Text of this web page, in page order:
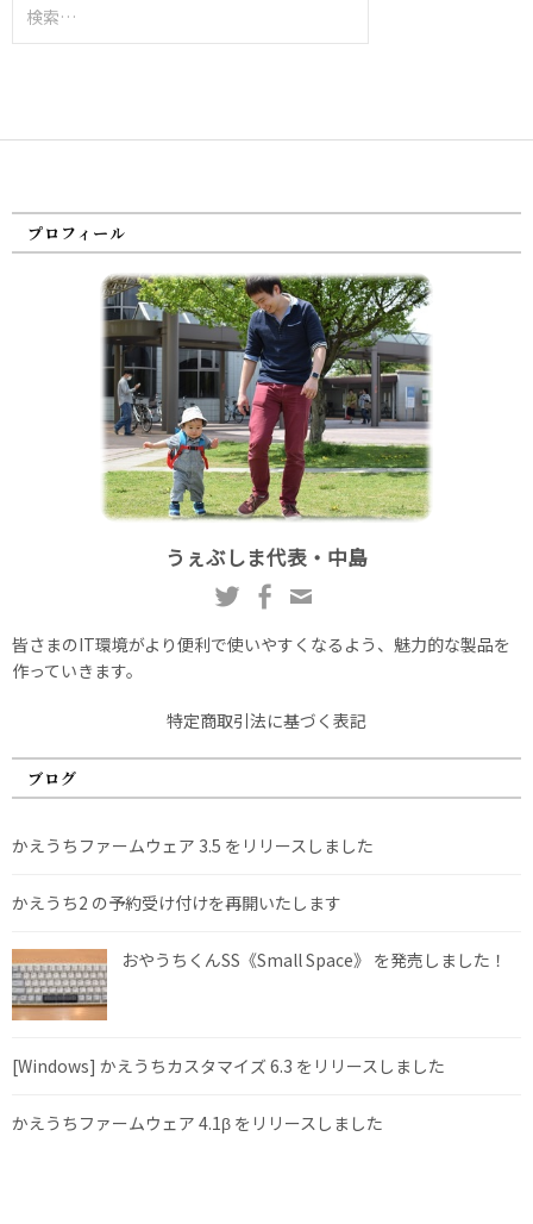
索:
プロフィール
うぇぶしま代表・中島
皆さまのIT環境がより便利で使いやすくなるよう、魅力的な製品を
作っていきます。
特定商取引法に基づく表記
ブログ
かえうちファームウェア 3.5 をリリースしました
かえうち2 の予約受け付けを再開いたします
おやうちくんSS《Small Space》 を発売しました！
[Windows] かえうちカスタマイズ 6.3 をリリースしました
かえうちファームウェア 4.1β をリリースしました